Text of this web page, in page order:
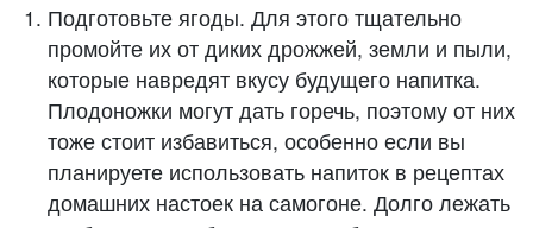
Подготовьте ягоды. Для этого тщательно
промойте их от диких дрожжей, земли и пыли,
которые навредят вкусу будущего напитка.
Плодоножки могут дать горечь, поэтому от них
тоже стоит избавиться, особенно если вы
планируете использовать напиток в рецептах
домашних настоек на самогоне. Долго лежать